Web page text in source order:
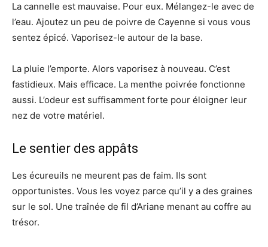
La cannelle est mauvaise. Pour eux. Mélangez-le avec de
l’eau. Ajoutez un peu de poivre de Cayenne si vous vous
sentez épicé. Vaporisez-le autour de la base.
La pluie l’emporte. Alors vaporisez à nouveau. C’est
fastidieux. Mais efficace. La menthe poivrée fonctionne
aussi. L’odeur est suffisamment forte pour éloigner leur
nez de votre matériel.
Le sentier des appâts
Les écureuils ne meurent pas de faim. Ils sont
opportunistes. Vous les voyez parce qu’il y a des graines
sur le sol. Une traînée de fil d’Ariane menant au coffre au
trésor.